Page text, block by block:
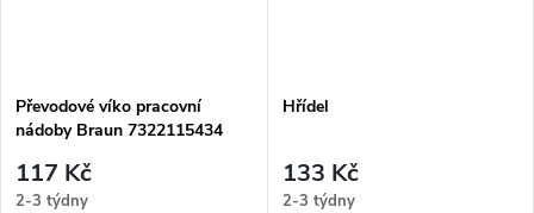
Převodové víko pracovní
nádoby Braun 7322115434
117 Kč
2-3 týdny
Hřídel
133 Kč
2-3 týdny